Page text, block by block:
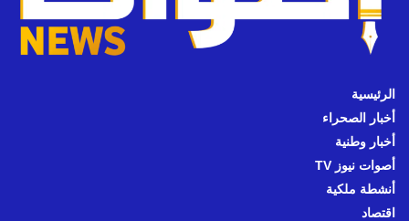
الرئيسية
أخبار الصحراء
أخبار وطنية
أصوات نيوز TV
أنشطة ملكية
اقتصاد